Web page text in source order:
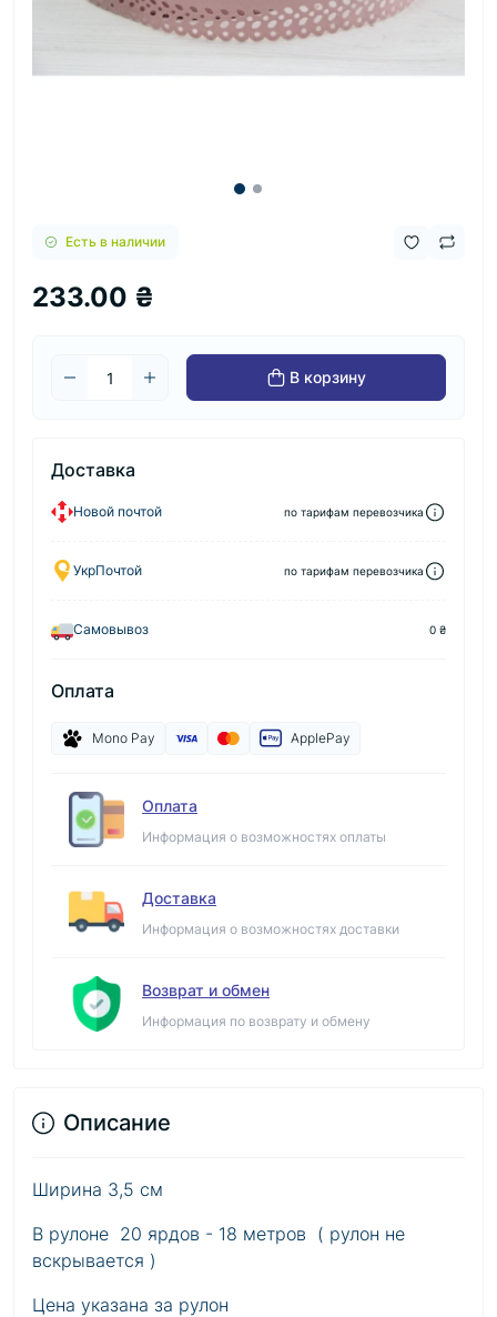
Есть в наличии
233.00 ₴
В корзину
Доставка
Новой почтой по тарифам перевозчика
УкрПочтой по тарифам перевозчика
Самовывоз 0 ₴
Оплата
Mono Pay ApplePay
Оплата
Информация о возможностях оплаты
Доставка
Информация о возможностях доставки
Возврат и обмен
Информация по возврату и обмену
Описание
Ширина 3,5 см
В рулоне 20 ярдов - 18 метров ( рулон не
вскрывается )
Цена указана за рулон